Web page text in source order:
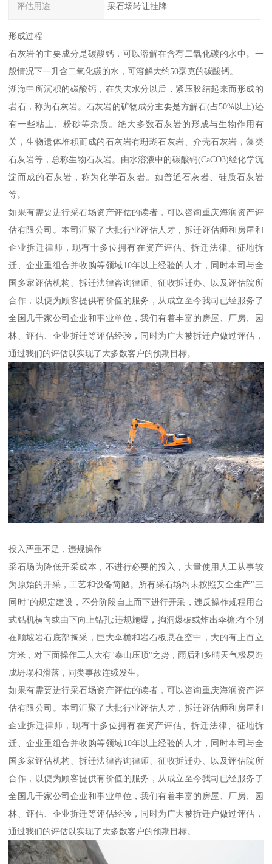
评估用途 采石场转让挂牌
形成过程
石灰岩的主要成分是碳酸钙，可以溶解在含有二氧化碳的水中。一
般情况下一升含二氧化碳的水，可溶解大约50毫克的碳酸钙。
湖海中所沉积的碳酸钙，在失去水分以后，紧压胶结起来而形成的
岩石，称为石灰岩。石灰岩的矿物成分主要是方解石(占50%以上)还
有一些粘土、粉砂等杂质。绝大多数石灰岩的形成与生物作用有
关，生物遗体堆积而成的石灰岩有珊瑚石灰岩、介壳石灰岩，藻类
石灰岩等，总称生物石灰岩。由水溶液中的碳酸钙(CaCO3)经化学沉
淀而成的石灰岩，称为化学石灰岩。如普通石灰岩、硅质石灰岩
等。
如果有需要进行采石场资产评估的读者，可以咨询重庆海润资产评
估有限公司。本司汇聚了大批行业评估人才，拆迁评估师和房屋和
企业拆迁律师，现有十多位拥有在资产评估、拆迁法律、征地拆
迁、企业重组合并收购等领域10年以上经验的人才，同时本司与全
国多家评估机构、拆迁法律咨询律师、征收拆迁办、以及评估院所
合作，以便为顾客提供有价值的服务，从成立至今我司已经服务了
全国几千家公司企业和事业单位，我们有着丰富的房屋、厂房、园
林、评估、企业拆迁等评估经验，同时为广大被拆迁户做过评估，
通过我们的评估以实现了大多数客户的预期目标。
投入严重不足，违规操作
采石场为降低开采成本，不进行必要的投入，大量使用人工从事较
为原始的开采，工艺和设备简陋。所有采石场均未按照安全生产"三
同时"的规定建设，不分阶段自上而下进行开采，违反操作规程用台
式钻机横向或由下向上钻孔;违规施爆，掏洞爆破或炸出伞檐;有个别
在顺坡岩石底部掏采，巨大伞檐和岩石板悬在空中，大的有上百立
方米，对下面操作工人大有"泰山压顶"之势，雨后和多晴天气极易造
成坍塌和滑落，同类事故连续发生。
如果有需要进行采石场资产评估的读者，可以咨询重庆海润资产评
估有限公司。本司汇聚了大批行业评估人才，拆迁评估师和房屋和
企业拆迁律师，现有十多位拥有在资产评估、拆迁法律、征地拆
迁、企业重组合并收购等领域10年以上经验的人才，同时本司与全
国多家评估机构、拆迁法律咨询律师、征收拆迁办、以及评估院所
合作，以便为顾客提供有价值的服务，从成立至今我司已经服务了
全国几千家公司企业和事业单位，我们有着丰富的房屋、厂房、园
林、评估、企业拆迁等评估经验，同时为广大被拆迁户做过评估，
通过我们的评估以实现了大多数客户的预期目标。